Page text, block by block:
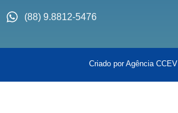
(88) 9.8812-5476
Criado por Agência CCEV